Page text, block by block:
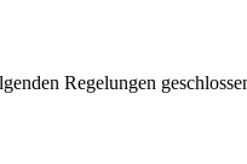
Regelungen